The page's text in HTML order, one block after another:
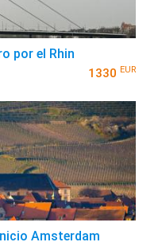
por el Rhin
1330 EUR
Amsterdam